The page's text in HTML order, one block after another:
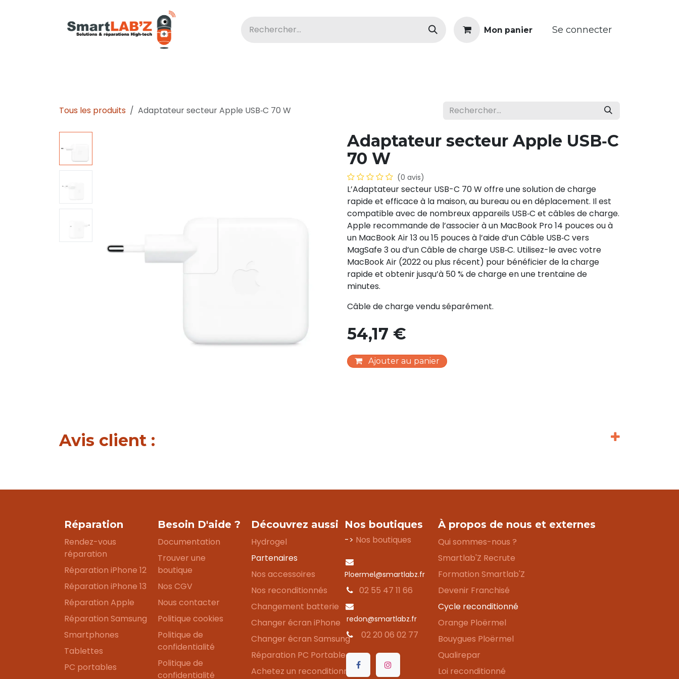
Mon panier Se connecter
Tous les produits Adaptateur secteur Apple USB‑C 70 W
Adaptateur secteur Apple USB‑C
70 W
(0 avis)
L’Adaptateur secteur USB-C 70 W offre une solution de charge
rapide et efficace à la maison, au bureau ou en déplacement. Il est
compatible avec de nombreux appareils USB‑C et câbles de charge.
Apple recommande de l’associer à un MacBook Pro 14 pouces ou à
un MacBook Air 13 ou 15 pouces à l’aide d’un Câble USB‑C vers
MagSafe 3 ou d’un Câble de charge USB‑C. Utilisez-le avec votre
MacBook Air (2022 ou plus récent) pour bénéficier de la charge
rapide et obtenir jusqu’à 50 % de charge en une trentaine de
minutes.
Câble de charge vendu séparément.
54,17 €
Ajouter au panier
Avis client :
Réparation
Rendez-vous
réparation
Réparation iPhone 12
Réparation iPhone 13
Réparation Apple
Réparation Samsung
Smartphones
Tablettes
PC portables
Besoin D'aide ?
Documentation
Trouver une
boutique
Nos CGV
Nous contacter
Politique cookies
Politique de
confidentialité
Politique de
confidentialité
Découvrez aussi
Hydrogel
Partenaires
Nos accessoires
Nos reconditionnés
Changement batterie
Changer écran iPhone
Changer écran Samsung
Réparation PC Portable
Achetez un reconditionné
Nos boutiques
-> Nos boutiques
Ploermel@smartlabz.fr
02 55 47 11 66
redon@smartlabz.fr
02 20 06 02 77
À propos de nous et externes
Qui sommes-nous ?
Smartlab'Z Recrute
Formation Smartlab'Z
Devenir Franchisé
Cycle reconditionné
Orange Ploërmel
Bouygues Ploërmel
Qualirepar
Loi reconditionné